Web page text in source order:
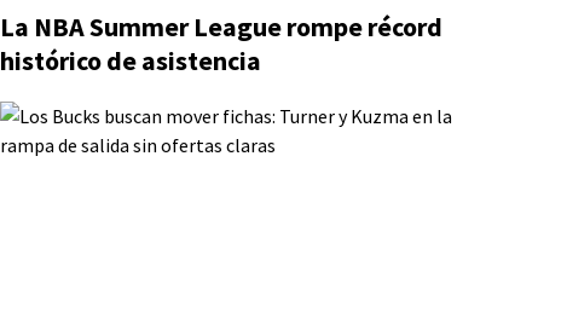
La NBA Summer League rompe récord
histórico de asistencia